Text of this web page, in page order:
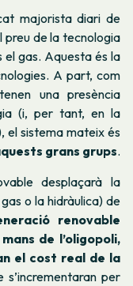
majorista diari de
preu de la tecnologia
el gas. Aquesta és la
A part, com
una presència
(i, per tant, en la
el sistema mateix és
grans grups.
desplaçarà la
o la hidràulica) de
renovable
de l’oligopoli,
el cost real de la
s’incrementaran per